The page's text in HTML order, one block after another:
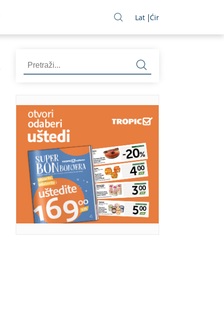
Lat Ćir